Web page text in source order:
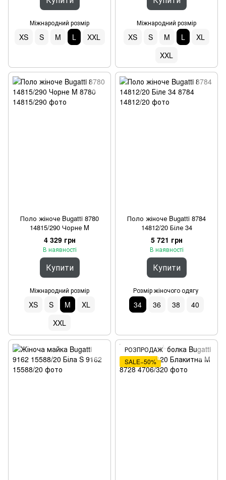
Міжнародний розмір
XS S M L XXL
Міжнародний розмір
XS S M L
XL
XXL
Поло жіноче Bugatti 8780
14815/290 Чорне M
4 329 грн
В наявності
Купити
Міжнародний розмір
XS S M
XL
XXL
Поло жіноче Bugatti 8784
14812/20 Біле 34
5 721 грн
В наявності
Купити
Розмір жіночого одягу
34 36 38 40
РОЗПРОДАЖ
SALE−50%